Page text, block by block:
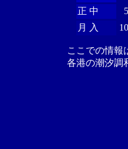
正 中
月 入
ここでの情報
各港の潮汐調